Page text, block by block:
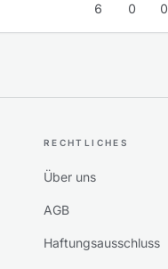
6 0 0
RECHTLICHES
Über uns
AGB
Haftungsausschluss